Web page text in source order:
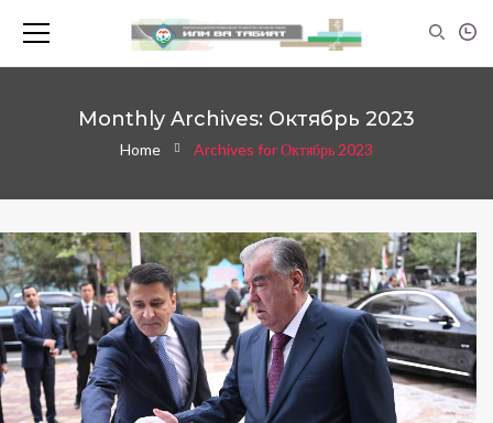
Monthly Archives: Октябрь 2023
Home Archives for Октябрь 2023